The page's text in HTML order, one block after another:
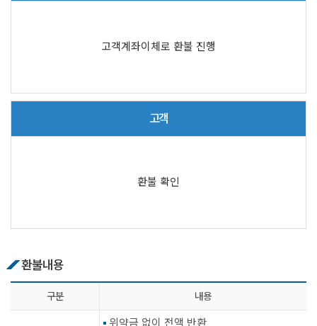
고객계좌이체로 환불 진행
고객
환불 확인
환불내용
구분 내용
위약금 없이 전액 반환